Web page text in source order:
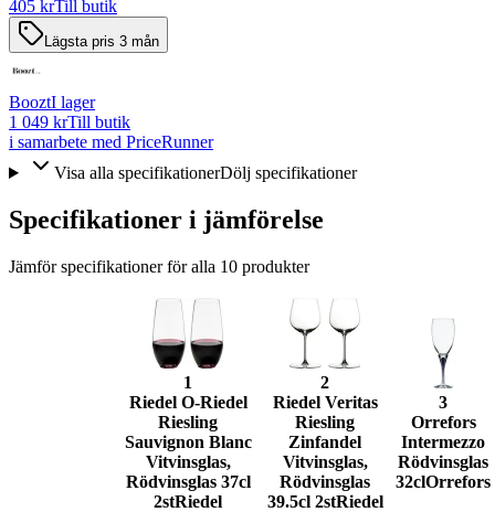
405 krTill butik
Lägsta pris 3 mån
BooztI lager
1 049 krTill butik
i samarbete med PriceRunner
Visa alla specifikationerDölj specifikationer
Specifikationer i jämförelse
Jämför specifikationer för alla 10 produkter
1
Riedel O-Riedel
Riesling
Sauvignon Blanc
Vitvinsglas,
Rödvinsglas 37cl
2stRiedel
2
Riedel Veritas
Riesling
Zinfandel
Vitvinsglas,
Rödvinsglas
39.5cl 2stRiedel
3
Orrefors
Intermezzo
Rödvinsglas
32clOrrefors